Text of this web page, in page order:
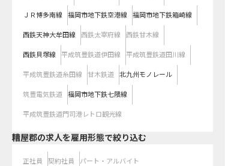
ＪＲ博多南線 福岡市地下鉄空港線 福岡市地下鉄箱崎線
西鉄天神大牟田線 西鉄太宰府線 西鉄甘木線
西鉄貝塚線 平成筑豊鉄道伊田線 平成筑豊鉄道田川線
平成筑豊鉄道糸田線 甘木鉄道 北九州モノレール
筑豊電気鉄道 福岡市地下鉄七隈線
平成筑豊鉄道門司港レトロ観光線
糟屋郡の求人を雇用形態で絞り込む
正社員 契約社員 パート・アルバイト